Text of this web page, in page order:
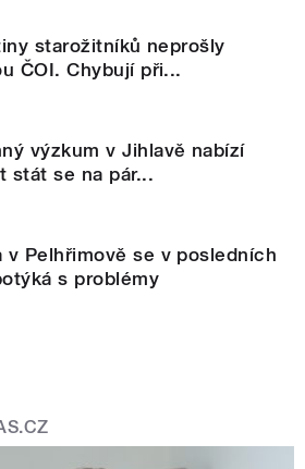
starožitníků neprošly
ČOI. Chybují při...
výzkum v Jihlavě nabízí
stát se na pár...
v Pelhřimově se v posledních
s problémy